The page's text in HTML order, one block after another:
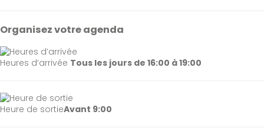
Organisez votre agenda
Heures d’arrivée Tous les jours de 16:00 à 19:00
Heure de sortieAvant 9:00